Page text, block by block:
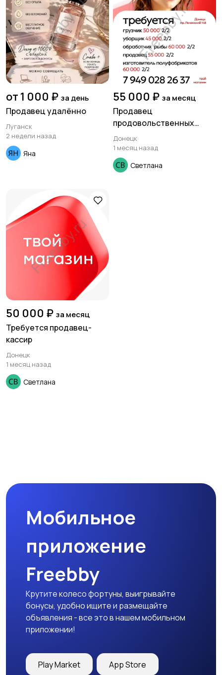
от 1 000 ₽ за день
Продавец удалённо
Луганск
2 недели назад
Яна
55 000 ₽ за месяц
Продавец
продовольственных
товаров.
Донецк
1 месяц назад
Светлана
50 000 ₽ за месяц
Требуется продавец-
кассир
Донецк
1 месяц назад
Светлана
Мобильное
приложение
Freebby
Крутите колесо фортуны, выигрывайте
бонусы, удобно ищите и размещайте
объявления - все это в нашем мобильном
приложении!
Play Market App Store